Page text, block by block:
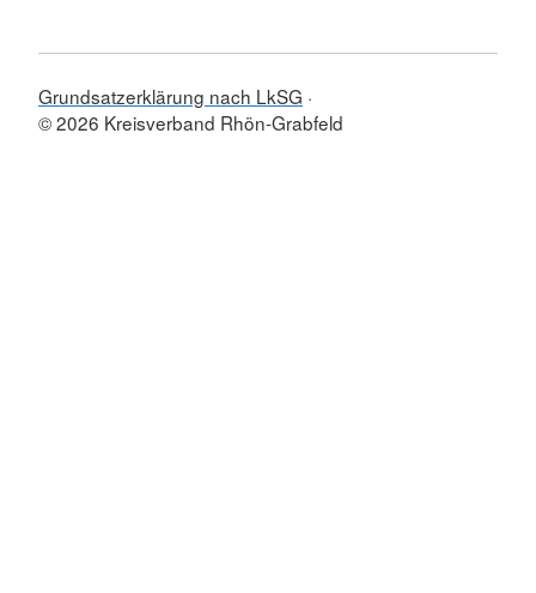
Grundsatzerklärung nach LkSG
© 2026 Kreisverband Rhön-Grabfeld